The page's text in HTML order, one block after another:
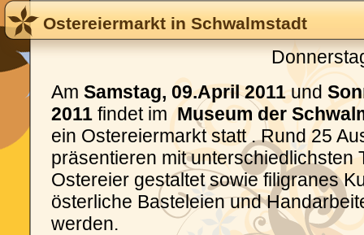
Ostereiermarkt in Schwalmstadt
Am Samstag, 09.April 2011 und
2011 findet im Museum der
ein Ostereiermarkt statt . Rund 25
präsentieren mit unterschiedlichsten
Ostereier gestaltet sowie filigranes
österliche Basteleien und
werden.